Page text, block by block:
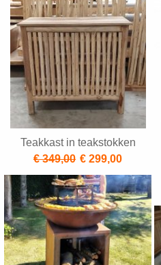
Teakkast in teakstokken
€ 349,00 € 299,00